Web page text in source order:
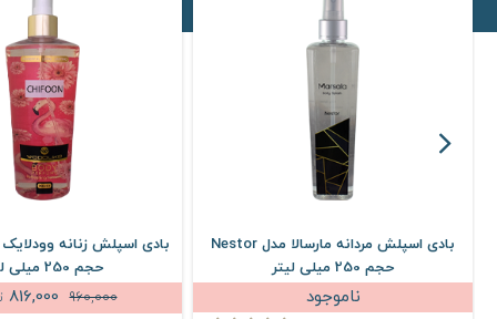
بادی اسپلش مردانه مارسالا مدل Nestor
حجم 250 میلی لیتر
ناموجود
حجم 250 میلی لیتر
960,000